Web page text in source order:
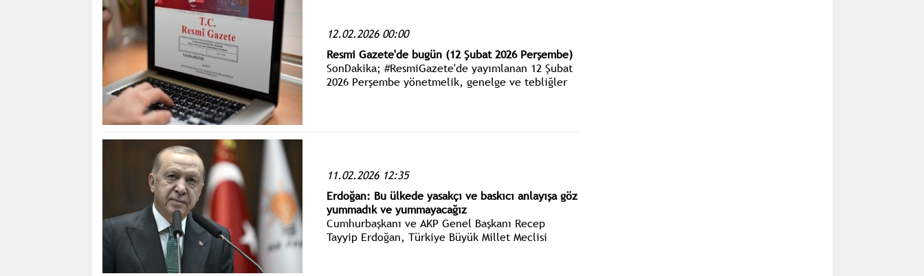
12.02.2026 00:00
Resmi Gazete'de bugün (12 Şubat 2026 Perşembe)
SonDakika; #ResmiGazete'de yayımlanan 12 Şubat
2026 Perşembe yönetmelik, genelge ve tebliğler
11.02.2026 12:35
Erdoğan: Bu ülkede yasakçı ve baskıcı anlayışa göz
yummadık ve yummayacağız
Cumhurbaşkanı ve AKP Genel Başkanı Recep
Tayyip Erdoğan, Türkiye Büyük Millet Meclisi